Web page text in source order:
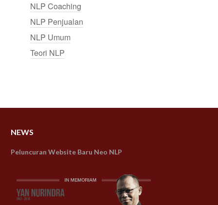
NLP Coaching
NLP Penjualan
NLP Umum
Teori NLP
NEWS
Peluncuran Website Baru Neo NLP